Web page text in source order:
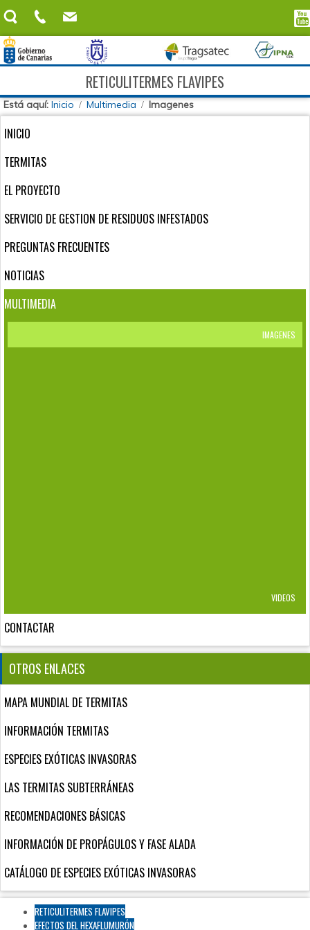
RETICULITERMES FLAVIPES
Está aquí: Inicio Multimedia Imagenes
INICIO
TERMITAS
EL PROYECTO
SERVICIO DE GESTION DE RESIDUOS INFESTADOS
PREGUNTAS FRECUENTES
NOTICIAS
MULTIMEDIA
IMAGENES
VIDEOS
CONTACTAR
OTROS ENLACES
MAPA MUNDIAL DE TERMITAS
INFORMACIÓN TERMITAS
ESPECIES EXÓTICAS INVASORAS
LAS TERMITAS SUBTERRÁNEAS
RECOMENDACIONES BÁSICAS
INFORMACIÓN DE PROPÁGULOS Y FASE ALADA
CATÁLOGO DE ESPECIES EXÓTICAS INVASORAS
RETICULITERMES FLAVIPES
EFECTOS DEL HEXAFLUMURÓN